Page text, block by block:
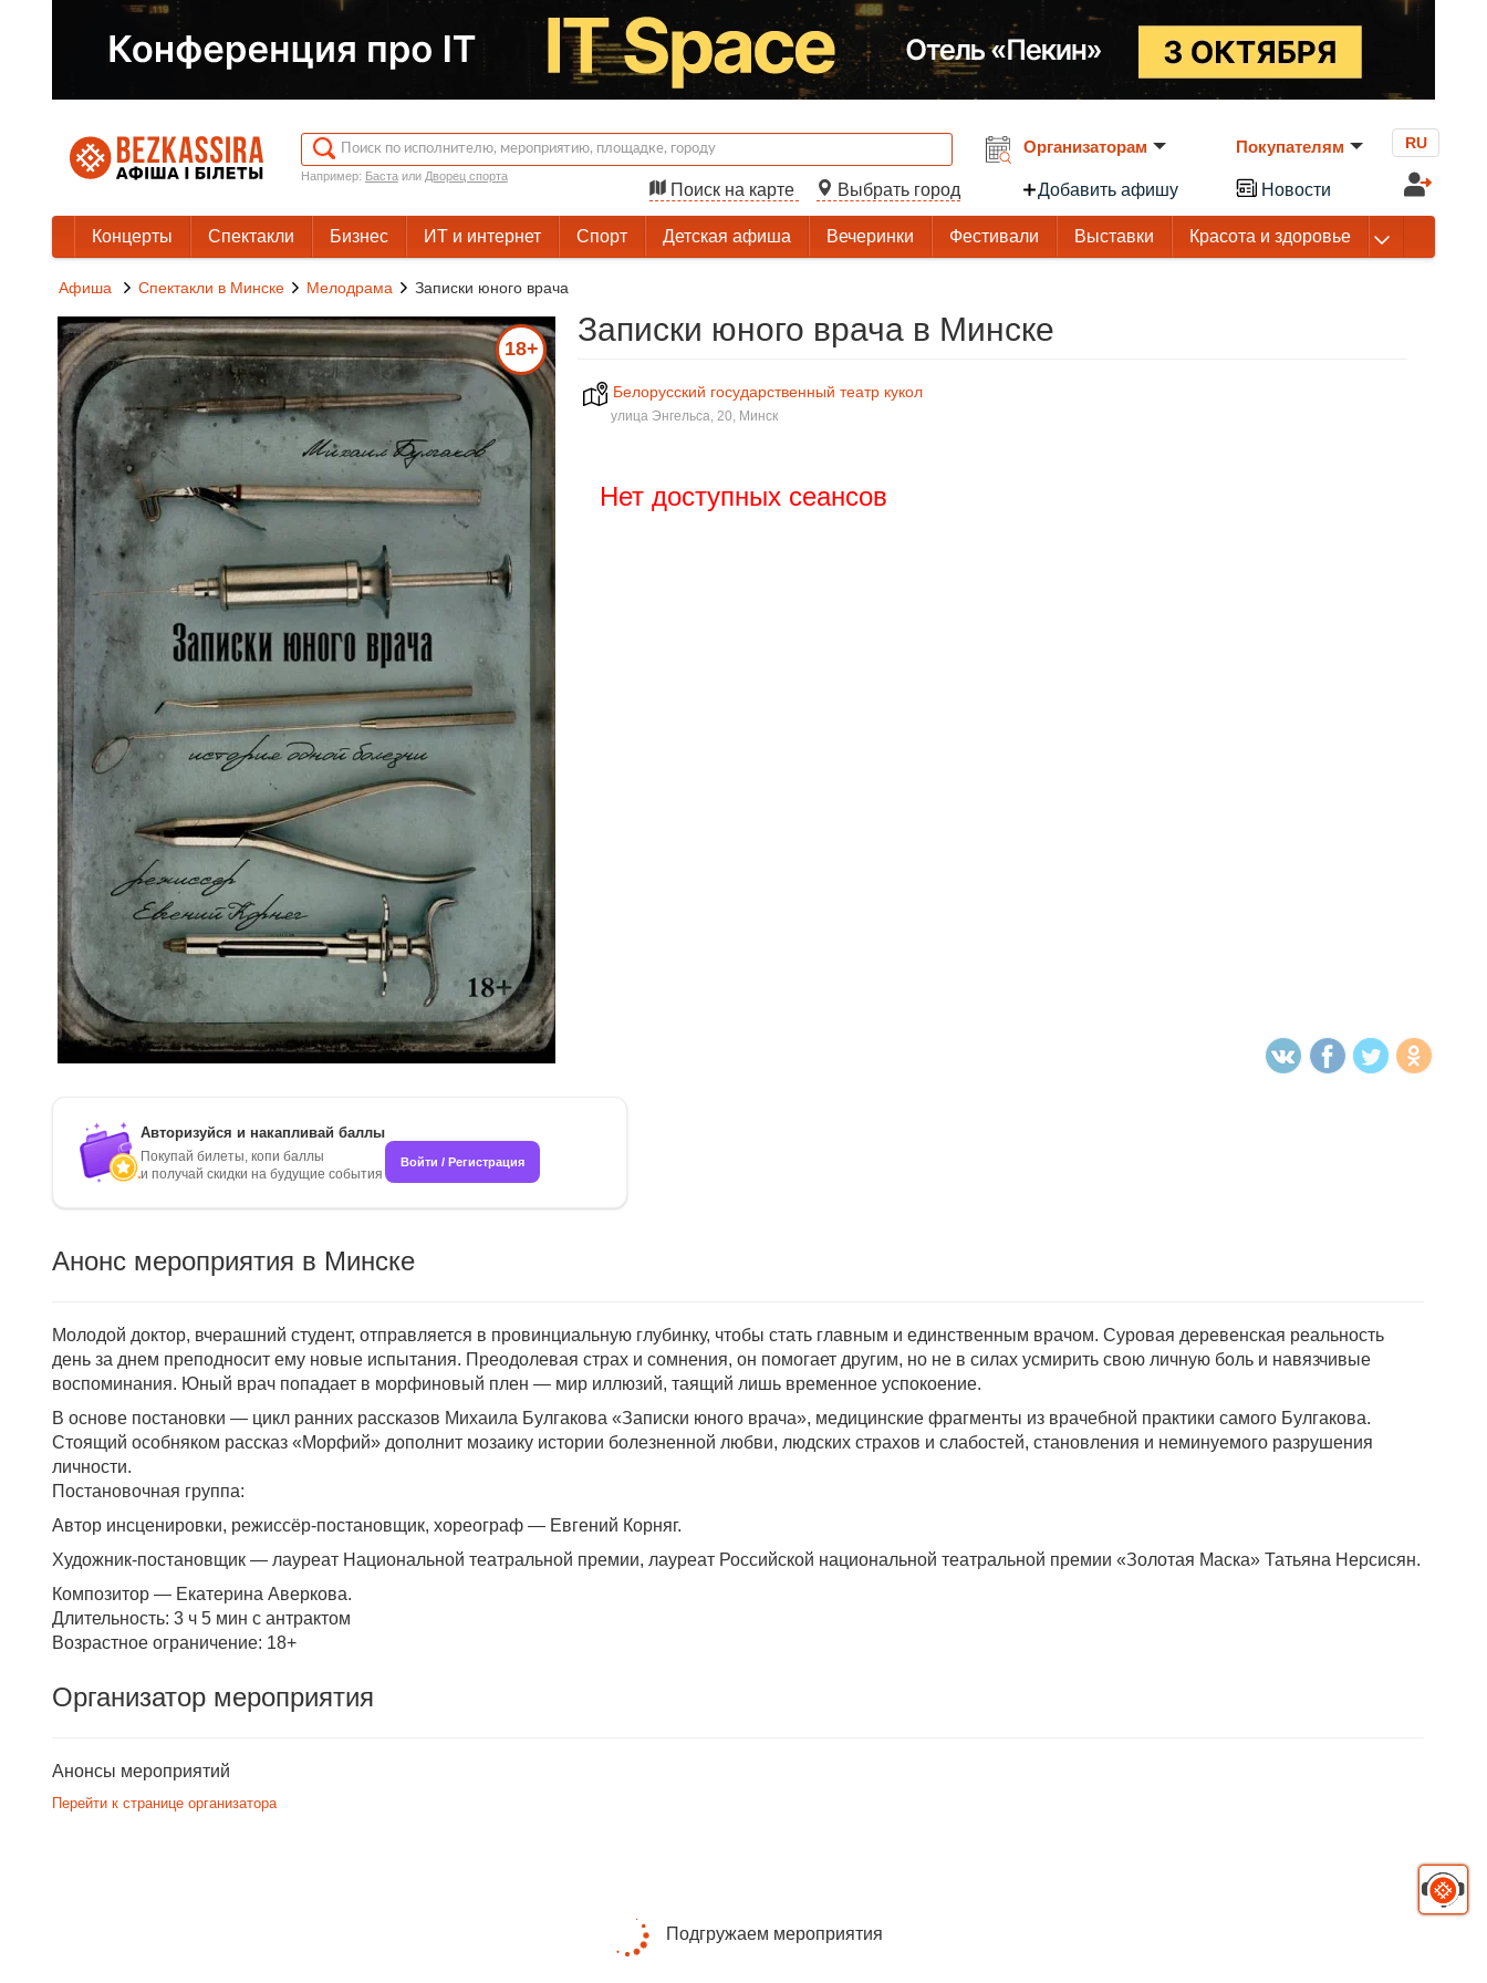
Например: Бастаили Дворец спорта
Поиск на карте Выбрать город
Организаторам
Добавить афишу
Покупателям
Новости
RU
Концерты Спектакли Бизнес ИТ и интернет Спорт Детская афиша Вечеринки Фестивали Выставки Красота и здоровье
Афиша Спектакли в Минске Мелодрама Записки юного врача
18+
Записки юного врача в Минске
Белорусский государственный театр кукол
улица Энгельса, 20, Минск
Нет доступных сеансов
Авторизуйся и накапливай баллы
Покупай билеты, копи баллы
и получай скидки на будущие события
Войти / Регистрация
Анонс мероприятия в Минске
Молодой доктор, вчерашний студент, отправляется в провинциальную глубинку, чтобы стать главным и единственным врачом. Суровая деревенская реальность
день за днем преподносит ему новые испытания. Преодолевая страх и сомнения, он помогает другим, но не в силах усмирить свою личную боль и навязчивые
воспоминания. Юный врач попадает в морфиновый плен — мир иллюзий, таящий лишь временное успокоение.
В основе постановки — цикл ранних рассказов Михаила Булгакова «Записки юного врача», медицинские фрагменты из врачебной практики самого Булгакова.
Стоящий особняком рассказ «Морфий» дополнит мозаику истории болезненной любви, людских страхов и слабостей, становления и неминуемого разрушения
личности.
Постановочная группа:
Автор инсценировки, режиссёр-постановщик, хореограф — Евгений Корняг.
Художник-постановщик — лауреат Национальной театральной премии, лауреат Российской национальной театральной премии «Золотая Маска» Татьяна Нерсисян.
Композитор — Екатерина Аверкова.
Длительность: 3 ч 5 мин с антрактом
Возрастное ограничение: 18+
Организатор мероприятия
Анонсы мероприятий
Перейти к странице организатора
Подгружаем мероприятия